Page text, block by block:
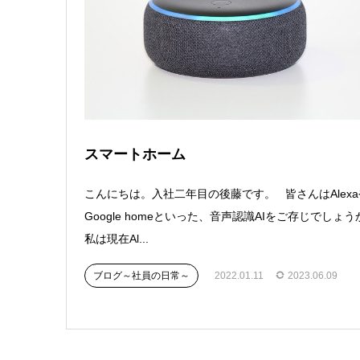
スマートホーム
こんにちは。入社二年目の後藤です。 皆さんは
Google homeといった、音声認識AIをご存じでしょう
私は現在Al...
ブログ～社員の日常～ 2022.01.11 2023.06.09